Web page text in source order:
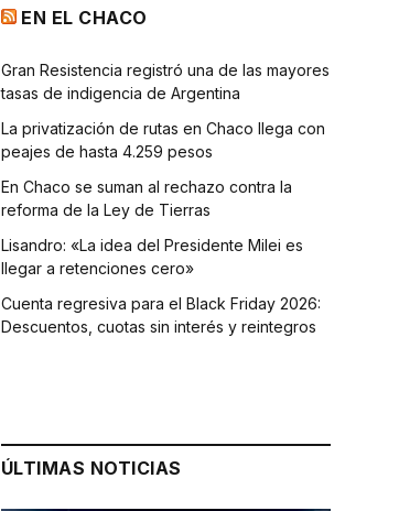
EN EL CHACO
Gran Resistencia registró una de las mayores
tasas de indigencia de Argentina
La privatización de rutas en Chaco llega con
peajes de hasta 4.259 pesos
En Chaco se suman al rechazo contra la
reforma de la Ley de Tierras
Lisandro: «La idea del Presidente Milei es
llegar a retenciones cero»
Cuenta regresiva para el Black Friday 2026:
Descuentos, cuotas sin interés y reintegros
ÚLTIMAS NOTICIAS